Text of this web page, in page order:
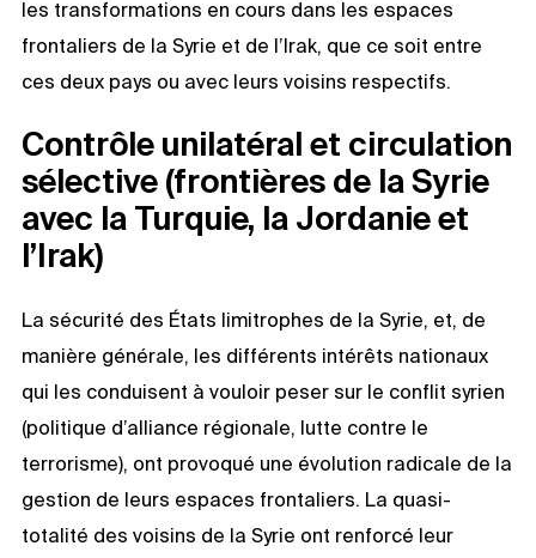
les transformations en cours dans les espaces
frontaliers de la Syrie et de l’Irak, que ce soit entre
ces deux pays ou avec leurs voisins respectifs.
Contrôle unilatéral et circulation
sélective (frontières de la Syrie
avec la Turquie, la Jordanie et
l’Irak)
La sécurité des États limitrophes de la Syrie, et, de
manière générale, les différents intérêts nationaux
qui les conduisent à vouloir peser sur le conflit syrien
(politique d’alliance régionale, lutte contre le
terrorisme), ont provoqué une évolution radicale de la
gestion de leurs espaces frontaliers. La quasi-
totalité des voisins de la Syrie ont renforcé leur